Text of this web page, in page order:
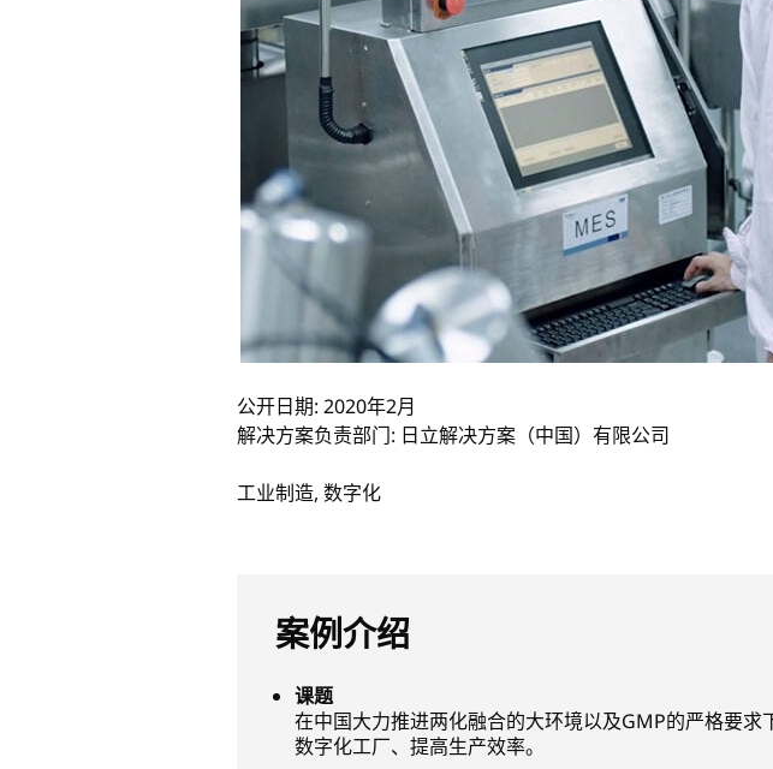
公开日期: 2020年2月
解决方案负责部门: 日立解决方案（中国）有限公司
工业制造, 数字化
案例介绍
课题
在中国大力推进两化融合的大环境以及GMP的严格要
数字化工厂、提高生产效率。